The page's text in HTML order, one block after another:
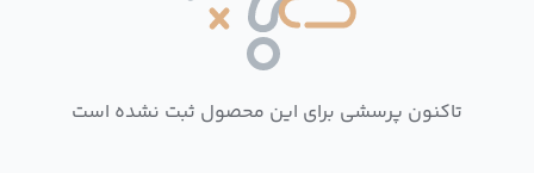
تاکنون پرسشی برای این محصول ثبت نشده است